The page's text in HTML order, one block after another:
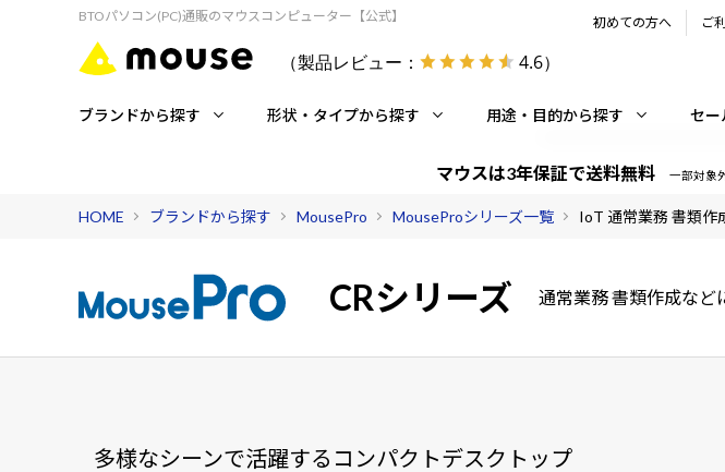
BTOパソコン(PC)通販のマウスコンピューター【公式】
（製品レビュー： 4.6）
初めての方へ ご
ブランドから探す 形状・タイプから探す 用途・目的から探す セー
マウスは3年保証で送料無料 一部対象
HOME ブランドから探す MousePro MouseProシリーズ一覧 IoT 通常業務 書類作
CRシリーズ 通常業務 書類作成など
多様なシーンで活躍するコンパクトデスクトップ